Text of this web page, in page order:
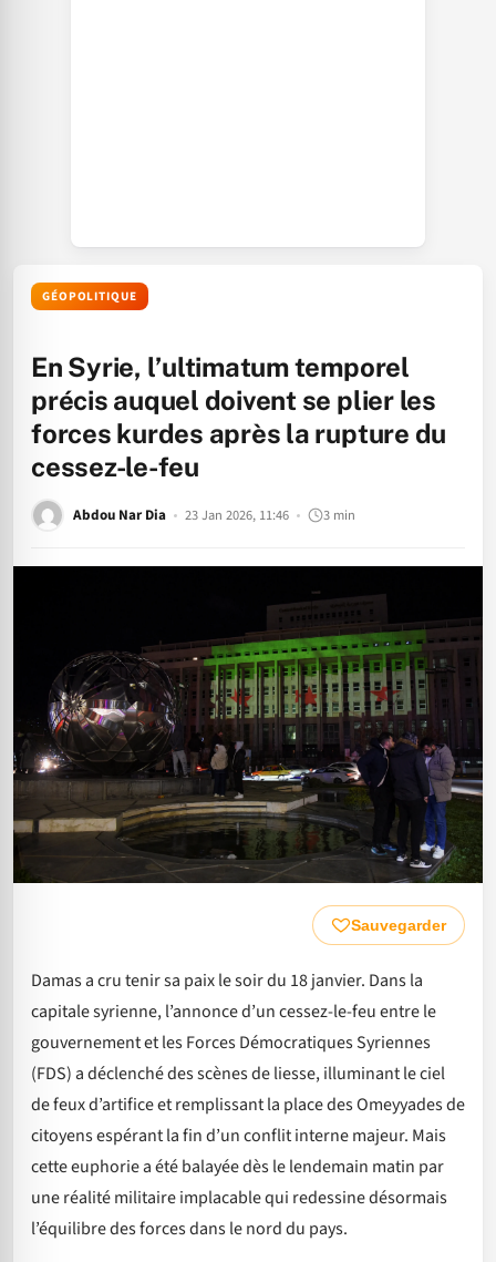
GÉOPOLITIQUE
En Syrie, l’ultimatum temporel
précis auquel doivent se plier les
forces kurdes après la rupture du
cessez-le-feu
Abdou Nar Dia 23 Jan 2026, 11:46 3 min
Sauvegarder
Damas a cru tenir sa paix le soir du 18 janvier. Dans la
capitale syrienne, l’annonce d’un cessez-le-feu entre le
gouvernement et les Forces Démocratiques Syriennes
(FDS) a déclenché des scènes de liesse, illuminant le ciel
de feux d’artifice et remplissant la place des Omeyyades de
citoyens espérant la fin d’un conflit interne majeur. Mais
cette euphorie a été balayée dès le lendemain matin par
une réalité militaire implacable qui redessine désormais
l’équilibre des forces dans le nord du pays.